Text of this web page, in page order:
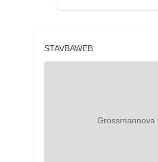
STAVBAWEB